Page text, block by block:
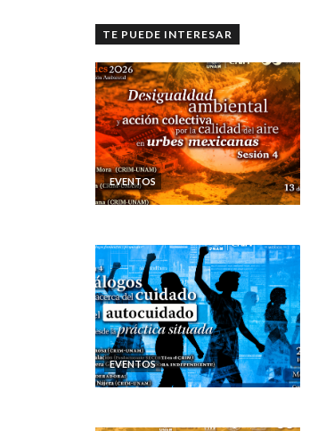
TE PUEDE INTERESAR
EVENTOS
EVENTOS